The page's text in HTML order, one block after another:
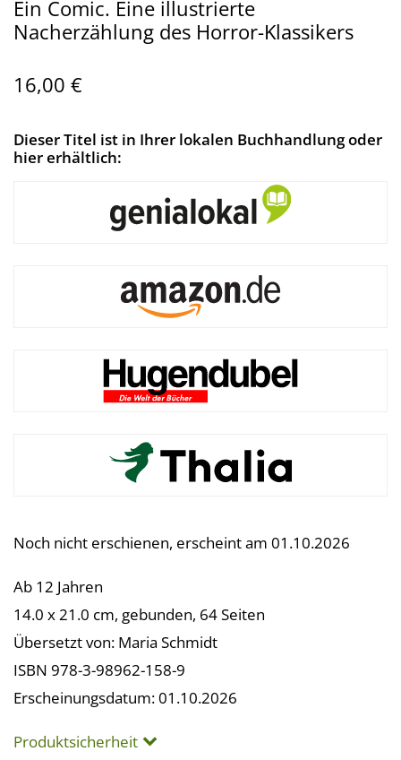
Ein Comic. Eine illustrierte
Nacherzählung des Horror-Klassikers
16,00 €
Dieser Titel ist in Ihrer lokalen Buchhandlung oder
hier erhältlich:
Noch nicht erschienen, erscheint am 01.10.2026
Ab 12 Jahren
14.0 x 21.0 cm, gebunden, 64 Seiten
Übersetzt von: Maria Schmidt
ISBN 978-3-98962-158-9
Erscheinungsdatum: 01.10.2026
Produktsicherheit